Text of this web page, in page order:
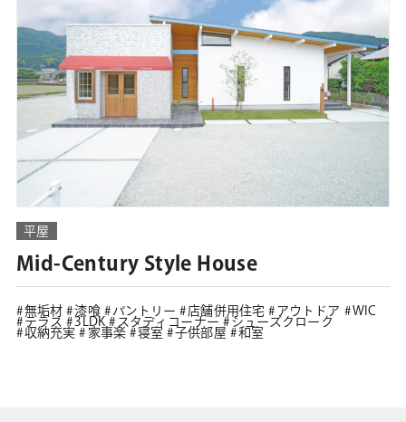
平屋
Mid-Century Style House
無垢材 漆喰 パントリー 店舗併用住宅 アウトドア
WIC
テラス
3LDK スタディコーナー
シューズクローク
収納充実
家事楽 寝室 子供部屋 和室